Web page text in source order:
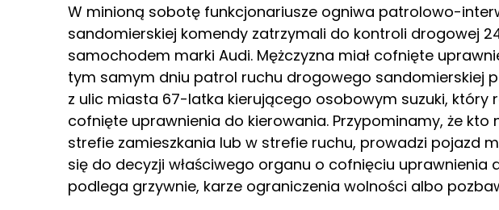
W minioną sobotę funkcjonariusze ogniwa patrolowo-
sandomierskiej komendy zatrzymali do kontroli drogowej
samochodem marki Audi. Mężczyzna miał cofnięte
tym samym dniu patrol ruchu drogowego sandomierskiej
z ulic miasta 67-latka kierującego osobowym suzuki, który
cofnięte uprawnienia do kierowania. Przypominamy, że kto
strefie zamieszkania lub w strefie ruchu, prowadzi pojazd
się do decyzji właściwego organu o cofnięciu uprawnienia
podlega grzywnie, karze ograniczenia wolności albo